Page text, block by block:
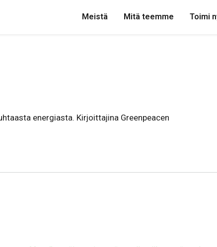
Meistä Mitä teemme Toimi
energiasta. Kirjoittajina Greenpeacen